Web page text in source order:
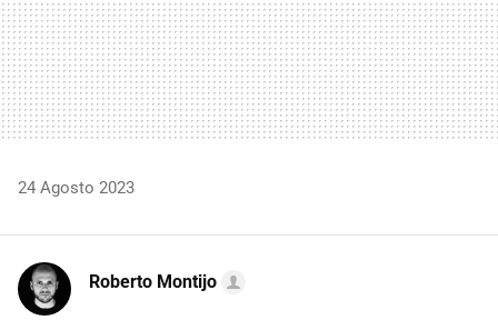
24 Agosto 2023
Roberto Montijo